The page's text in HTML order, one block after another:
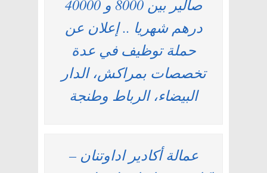
صالير بين 8000 و 40000
درهم شهريا .. إعلان عن
حملة توظيف في عدة
تخصصات بمراكش، الدار
البيضاء، الرباط وطنجة
عمالة أكادير اداوتنان –